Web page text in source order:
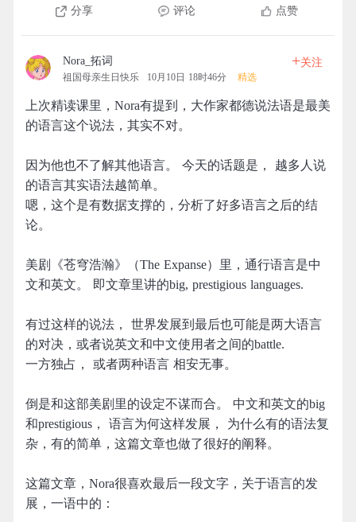
分享 评论 点赞
Nora_拓词
祖国母亲生日快乐 10月10日 18时46分 精选
+关注
上次精读课里，Nora有提到，大作家都德说法语是最美
的语言这个说法，其实不对。
因为他也不了解其他语言。 今天的话题是， 越多人说
的语言其实语法越简单。
嗯，这个是有数据支撑的，分析了好多语言之后的结
论。
美剧《苍穹浩瀚》（The Expanse）里，通行语言是中
文和英文。 即文章里讲的big, prestigious languages.
有过这样的说法， 世界发展到最后也可能是两大语言
的对决，或者说英文和中文使用者之间的battle.
一方独占， 或者两种语言 相安无事。
倒是和这部美剧里的设定不谋而合。 中文和英文的big
和prestigious， 语言为何这样发展， 为什么有的语法复
杂，有的简单，这篇文章也做了很好的阐释。
这篇文章，Nora很喜欢最后一段文字，关于语言的发
展，一语中的：